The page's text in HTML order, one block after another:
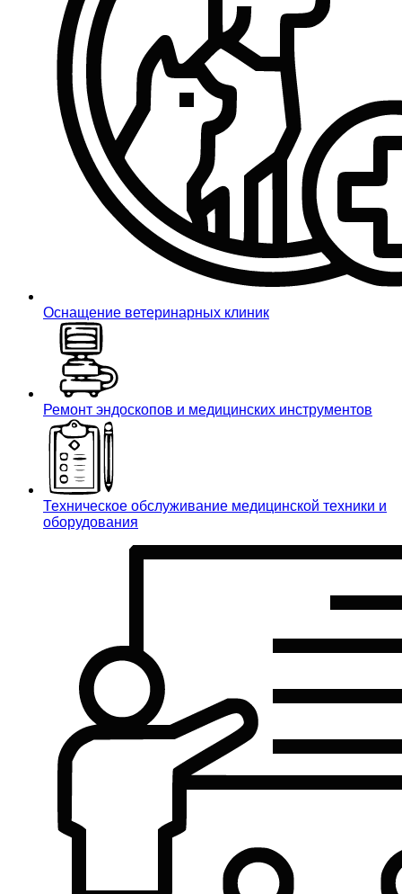
Оснащение ветеринарных клиник
Ремонт эндоскопов и медицинских инструментов
Техническое обслуживание медицинской техники и
оборудования